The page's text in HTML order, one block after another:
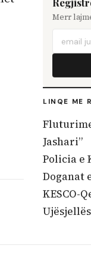
Merr
LINQE ME
Jashari”
Policia e
Doganat
KESCO-